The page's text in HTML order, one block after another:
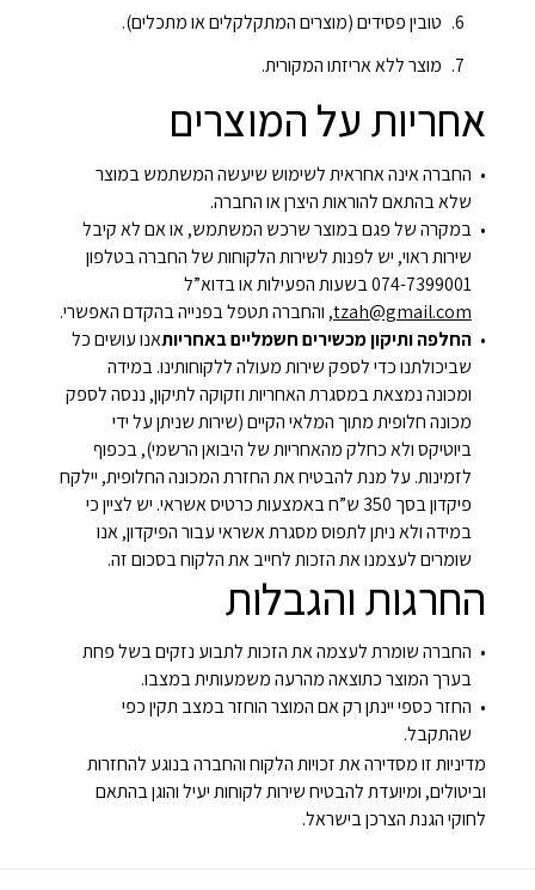
טובין פסידים (מוצרים המתקלקלים או מתכלים).
מוצר ללא אריזתו המקורית.
אחריות על המוצרים
החברה אינה אחראית לשימוש שיעשה המשתמש במוצר
שלא בהתאם להוראות היצרן או החברה.
במקרה של פגם במוצר שרכש המשתמש, או אם לא קיבל
שירות ראוי, יש לפנות לשירות הלקוחות של החברה בטלפון
074-7399001 בשעות הפעילות או בדוא”ל
tzah@gmail.com, והחברה תטפל בפנייה בהקדם האפשרי.
החלפה ותיקון מכשירים חשמליים באחריותאנו עושים כל
שביכולתנו כדי לספק שירות מעולה ללקוחותינו. במידה
ומכונה נמצאת במסגרת האחריות וזקוקה לתיקון, ננסה לספק
מכונה חלופית מתוך המלאי הקיים (שירות שניתן על ידי
ביוטיקס ולא כחלק מהאחריות של היבואן הרשמי), בכפוף
לזמינות. על מנת להבטיח את החזרת המכונה החלופית, יילקח
פיקדון בסך 350 ש”ח באמצעות כרטיס אשראי. יש לציין כי
במידה ולא ניתן לתפוס מסגרת אשראי עבור הפיקדון, אנו
שומרים לעצמנו את הזכות לחייב את הלקוח בסכום זה.
החרגות והגבלות
החברה שומרת לעצמה את הזכות לתבוע נזקים בשל פחת
בערך המוצר כתוצאה מהרעה משמעותית במצבו.
החזר כספי יינתן רק אם המוצר הוחזר במצב תקין כפי
שהתקבל.
מדיניות זו מסדירה את זכויות הלקוח והחברה בנוגע להחזרות
וביטולים, ומיועדת להבטיח שירות לקוחות יעיל והוגן בהתאם
לחוקי הגנת הצרכן בישראל.